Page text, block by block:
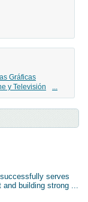
Gráficas
y Televisión ...
serves
building strong ...